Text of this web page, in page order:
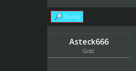
Szukaj
Asteck666
Gość